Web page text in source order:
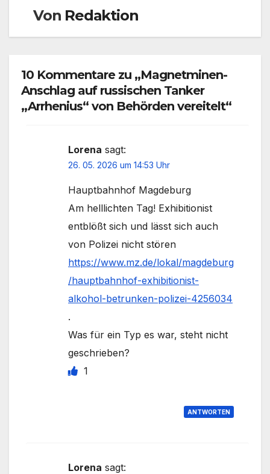
Von Redaktion
10 Kommentare zu „Magnetminen-
Anschlag auf russischen Tanker
„Arrhenius“ von Behörden vereitelt“
Lorena sagt:
26. 05. 2026 um 14:53 Uhr
Hauptbahnhof Magdeburg
Am helllichten Tag! Exhibitionist
entblößt sich und lässt sich auch
von Polizei nicht stören
https://www.mz.de/lokal/magdeburg
/hauptbahnhof-exhibitionist-
alkohol-betrunken-polizei-4256034
.
Was für ein Typ es war, steht nicht
geschrieben?
1
ANTWORTEN
Lorena sagt: